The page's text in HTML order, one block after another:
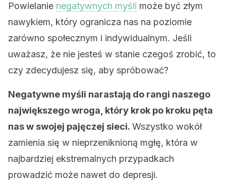
Powielanie negatywnych myśli może być złym
nawykiem, który ogranicza nas na poziomie
zarówno społecznym i indywidualnym. Jeśli
uważasz, że nie jesteś w stanie czegoś zrobić, to
czy zdecydujesz się, aby spróbować?
Negatywne myśli narastają do rangi naszego
największego wroga, który krok po kroku pęta
nas w swojej pajęczej sieci. Wszystko wokół
zamienia się w nieprzeniknioną mgłę, która w
najbardziej ekstremalnych przypadkach
prowadzić może nawet do depresji.